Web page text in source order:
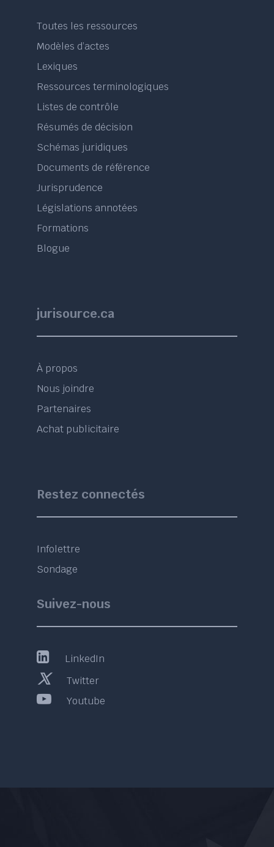
Toutes les ressources
Modèles d’actes
Lexiques
Ressources terminologiques
Listes de contrôle
Résumés de décision
Schémas juridiques
Documents de référence
Jurisprudence
Législations annotées
Formations
Blogue
jurisource.ca
À propos
Nous joindre
Partenaires
Achat publicitaire
Restez connectés
Infolettre
Sondage
Suivez-nous
LinkedIn
Twitter
Youtube